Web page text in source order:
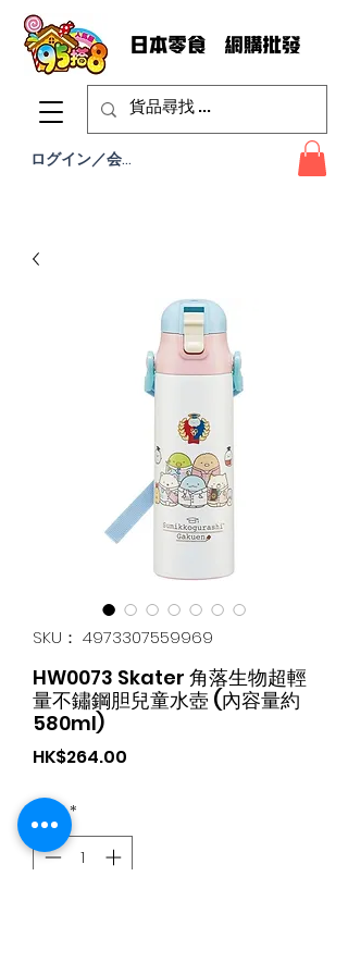
ログイン／会員登録
SKU： 4973307559969
HW0073 Skater 角落生物超輕
量不鏽鋼胆兒童水壺 (內容量約
580ml)
HK$264.00
数量*